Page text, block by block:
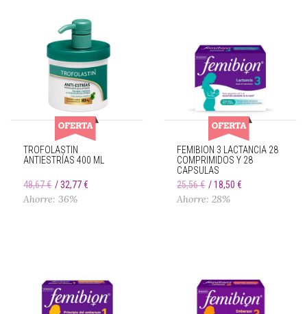
TROFOLASTIN
ANTIESTRÍAS 400 ML
48,67 € 32,77 €
Ahorre: 36%
FEMIBION 3 LACTANCIA 28
COMPRIMIDOS Y 28
CAPSULAS
25,56 €
18,50 €
Ahorre: 28%